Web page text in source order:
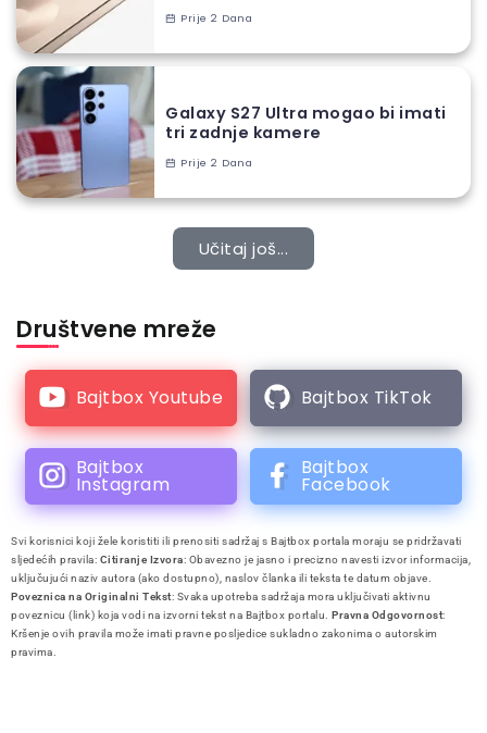
Prije 2 Dana
Galaxy S27 Ultra mogao bi imati
tri zadnje kamere
Prije 2 Dana
Učitaj još...
Društvene mreže
Bajtbox Youtube Bajtbox TikTok
Bajtbox
Instagram
Bajtbox
Facebook
Svi korisnici koji žele koristiti ili prenositi sadržaj s Bajtbox portala moraju se pridržavati
sljedećih pravila: Citiranje Izvora: Obavezno je jasno i precizno navesti izvor informacija,
uključujući naziv autora (ako dostupno), naslov članka ili teksta te datum objave.
Poveznica na Originalni Tekst: Svaka upotreba sadržaja mora uključivati aktivnu
poveznicu (link) koja vodi na izvorni tekst na Bajtbox portalu. Pravna Odgovornost:
Kršenje ovih pravila može imati pravne posljedice sukladno zakonima o autorskim
pravima.